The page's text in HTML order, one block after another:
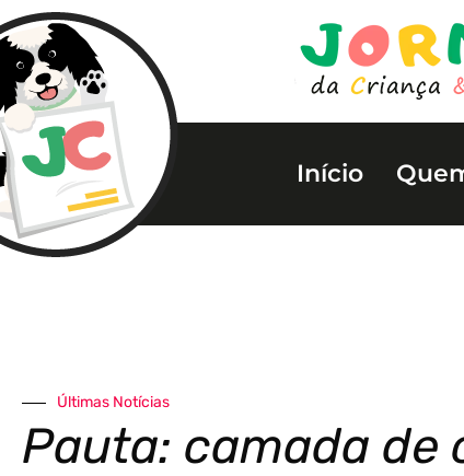
Início
Últimas Notícias
Pauta: camada de